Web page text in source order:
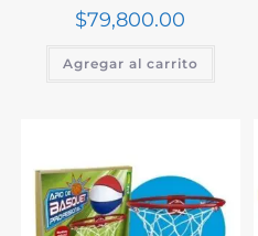
$79,800.00
Agregar al carrito